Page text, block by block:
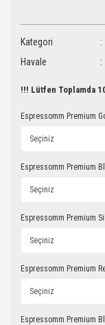
Kategori
Havale
!!! Lütfen Toplamda
Espressomm Premium
Espressomm Premium
Espressomm Premium
Espressomm Premium
Espressomm Premium